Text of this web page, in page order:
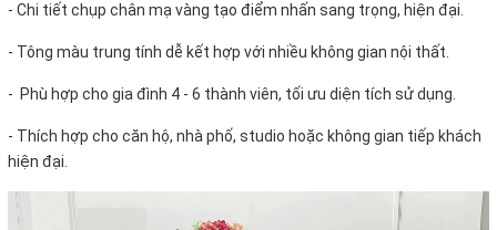
- Chi tiết chụp chân mạ vàng tạo điểm nhấn sang trọng, hiện đại.
- Tông màu trung tính dễ kết hợp với nhiều không gian nội thất.
- Phù hợp cho gia đình 4 - 6 thành viên, tối ưu diện tích sử dụng.
- Thích hợp cho căn hộ, nhà phố, studio hoặc không gian tiếp khách
hiện đại.